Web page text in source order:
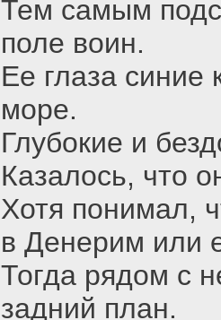
Тем самым
поле воин.
Ее глаза
море.
Глубокие и
Казалось, что
Хотя понимал,
в Денерим или
Тогда рядом с
задний план.